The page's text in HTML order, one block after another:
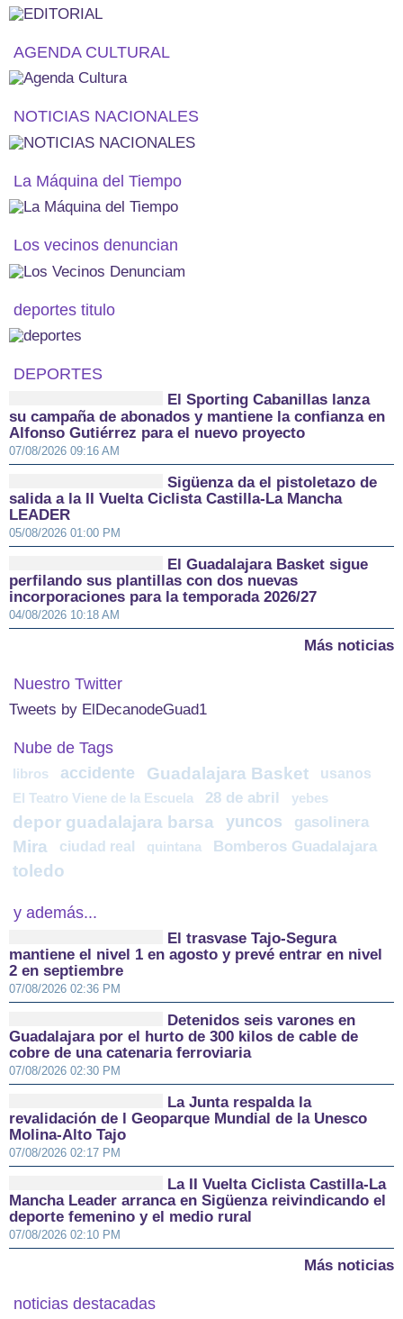
AGENDA CULTURAL
NOTICIAS NACIONALES
La Máquina del Tiempo
Los vecinos denuncian
deportes titulo
DEPORTES
El Sporting Cabanillas lanza
su campaña de abonados y mantiene la confianza en
Alfonso Gutiérrez para el nuevo proyecto
07/08/2026 09:16 AM
Sigüenza da el pistoletazo de
salida a la II Vuelta Ciclista Castilla-La Mancha
LEADER
05/08/2026 01:00 PM
El Guadalajara Basket sigue
perfilando sus plantillas con dos nuevas
incorporaciones para la temporada 2026/27
04/08/2026 10:18 AM
Más noticias
Nuestro Twitter
Tweets by ElDecanodeGuad1
Nube de Tags
libros accidente Guadalajara Basket usanos
El Teatro Viene de la Escuela 28 de abril yebes
depor guadalajara barsa yuncos gasolinera
Mira ciudad real quintana Bomberos Guadalajara
toledo
y además...
El trasvase Tajo-Segura
mantiene el nivel 1 en agosto y prevé entrar en nivel
2 en septiembre
07/08/2026 02:36 PM
Detenidos seis varones en
Guadalajara por el hurto de 300 kilos de cable de
cobre de una catenaria ferroviaria
07/08/2026 02:30 PM
La Junta respalda la
revalidación de l Geoparque Mundial de la Unesco
Molina-Alto Tajo
07/08/2026 02:17 PM
La II Vuelta Ciclista Castilla-La
Mancha Leader arranca en Sigüenza reivindicando el
deporte femenino y el medio rural
07/08/2026 02:10 PM
Más noticias
noticias destacadas